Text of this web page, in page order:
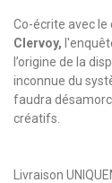
Co-écrite avec
Clervoy,
l’origine de la
inconnue du
faudra
créatifs.
Livraison